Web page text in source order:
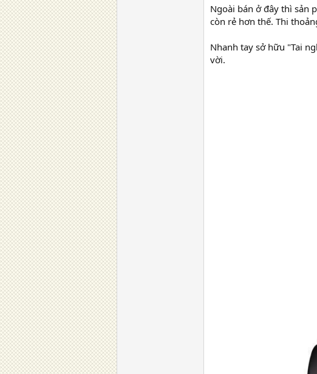
Ngoài bán ở đây thì sản
còn rẻ hơn thế. Thi
Nhanh tay sở hữu "Tai
vời.